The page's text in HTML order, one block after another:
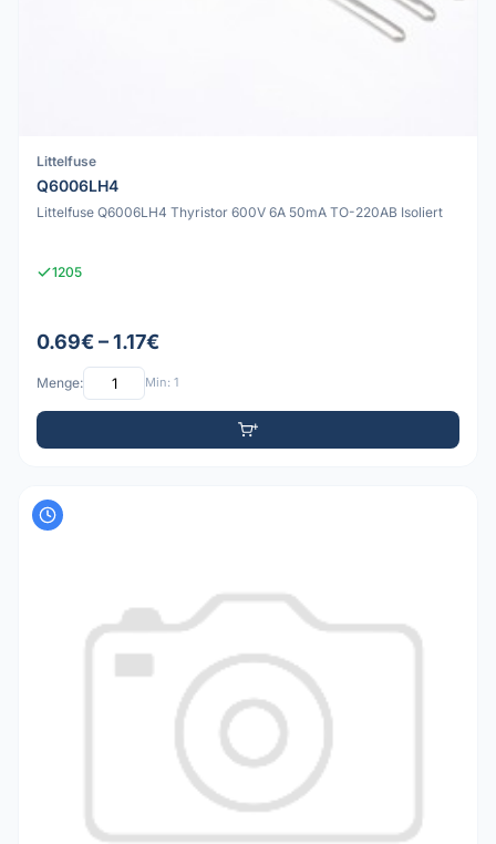
Littelfuse
Q6006LH4
Littelfuse Q6006LH4 Thyristor 600V 6A 50mA TO-220AB Isoliert
1205
0.69€ – 1.17€
Menge: Min: 1